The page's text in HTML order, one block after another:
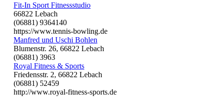
Fit-In Sport Fitnessstudio
66822 Lebach
(06881) 9364140
https://www.tennis-bowling.de
Manfred und Uschi Bohlen
Blumenstr. 26, 66822 Lebach
(06881) 3963
Royal Fitness & Sports
Friedensstr. 2, 66822 Lebach
(06881) 52459
http://www.royal-fitness-sports.de